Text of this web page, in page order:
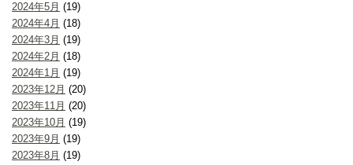
2024年5月 (19)
2024年4月 (18)
2024年3月 (19)
2024年2月 (18)
2024年1月 (19)
2023年12月 (20)
2023年11月 (20)
2023年10月 (19)
2023年9月 (19)
2023年8月 (19)